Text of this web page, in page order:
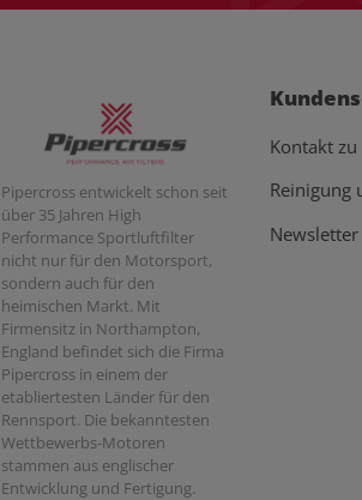
Pipercross entwickelt schon seit
über 35 Jahren High
Performance Sportluftfilter
nicht nur für den Motorsport,
sondern auch für den
heimischen Markt. Mit
Firmensitz in Northampton,
England befindet sich die Firma
Pipercross in einem der
etabliertesten Länder für den
Rennsport. Die bekanntesten
Wettbewerbs-Motoren
stammen aus englischer
Entwicklung und Fertigung.
Kontakt zu
Reinigung
Newsletter